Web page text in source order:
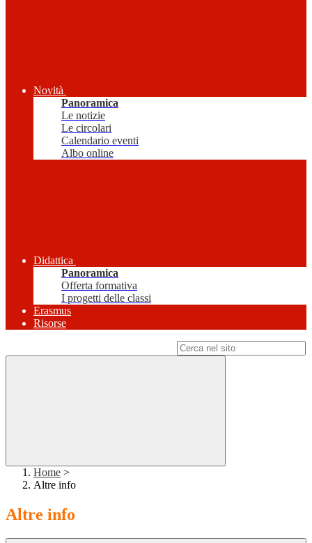
Novità
Panoramica
Le notizie
Le circolari
Calendario eventi
Albo online
Didattica
Panoramica
Offerta formativa
I progetti delle classi
Erasmus
Risorse
Home >
Altre info
Altre info